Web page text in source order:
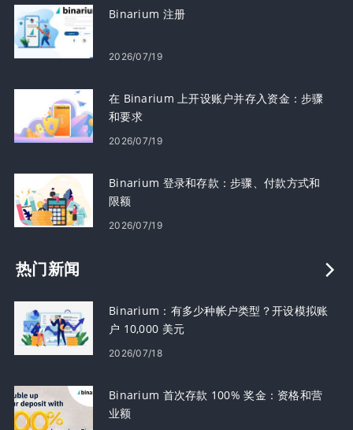
Binarium 注册
2026/07/19
在 Binarium 上开设账户并存入资金：步骤
和要求
2026/07/19
Binarium 登录和存款：步骤、付款方式和
限额
2026/07/19
热门新闻
Binarium：有多少种帐户类型？开设模拟账
户 10,000 美元
2026/07/18
Binarium 首次存款 100% 奖金：资格和营
业额